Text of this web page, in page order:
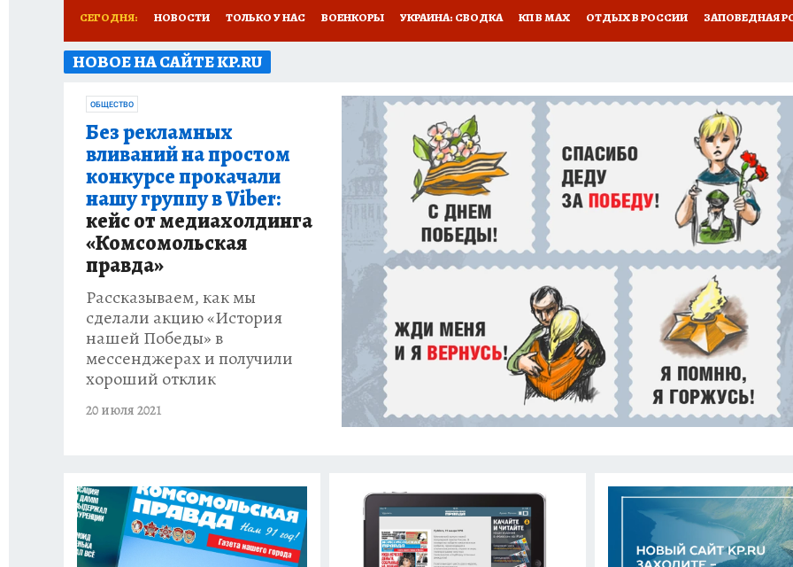
СЕГОДНЯ: НОВОСТИ ТОЛЬКО У НАС ВОЕНКОРЫ УКРАИНА: СВОДКА КП В МАХ ОТДЫХ В РОССИИ ЗАПОВЕДНАЯ
ГЕРОИ ЯРОСЛАВИИ
НОВОЕ НА САЙТЕ KP.RU
ОБЩЕСТВО
Без рекламных
вливаний на простом
конкурсе прокачали
нашу группу в Viber:
кейс от медиахолдинга
«Комсомольская
правда»
Рассказываем, как мы
сделали акцию «История
нашей Победы» в
мессенджерах и получили
хороший отклик
20 июля 2021